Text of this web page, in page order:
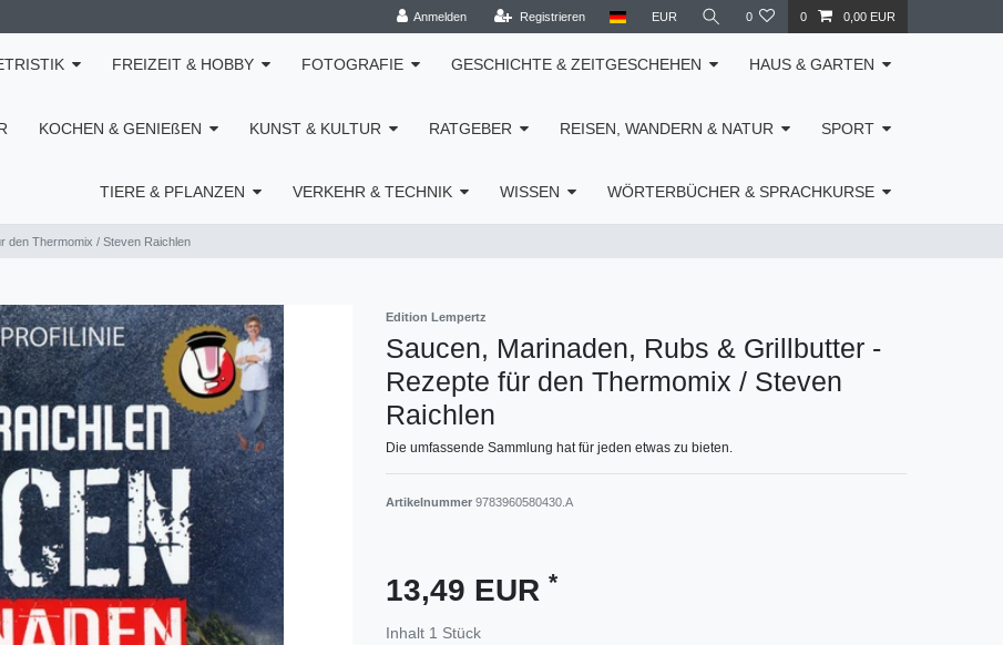
Anmelden Registrieren EUR 0 0 0,00 EUR
FREIZEIT & HOBBY FOTOGRAFIE GESCHICHTE & ZEITGESCHEHEN HAUS & GARTEN
KOCHEN & GENIEßEN KUNST & KULTUR RATGEBER REISEN, WANDERN & NATUR SPORT
TIERE & PFLANZEN VERKEHR & TECHNIK WISSEN WÖRTERBÜCHER & SPRACHKURSE
den Thermomix / Steven Raichlen
Edition Lempertz
Saucen, Marinaden, Rubs & Grillbutter -
Rezepte für den Thermomix / Steven
Raichlen
Die umfassende Sammlung hat für jeden etwas zu bieten.
Artikelnummer 9783960580430.A
13,49 EUR *
Inhalt 1 Stück